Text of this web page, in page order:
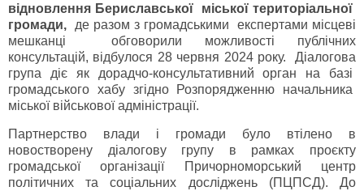
відновлення Бериславської міської територіальної
громади, де разом з громадськими експертами місцеві
мешканці обговорили можливості публічних
консультацій, відбулося 28 червня 2024 року. Діалогова
група діє як дорадчо-консультативний орган на базі
громадського хабу згідно Розпорядженню начальника
міської військової адміністрації.
Партнерство влади і громади було втілено в
новостворену діалогову групу в рамках проєкту
громадської організації Причорноморський центр
політичних та соціальних досліджень (ПЦПСД). До